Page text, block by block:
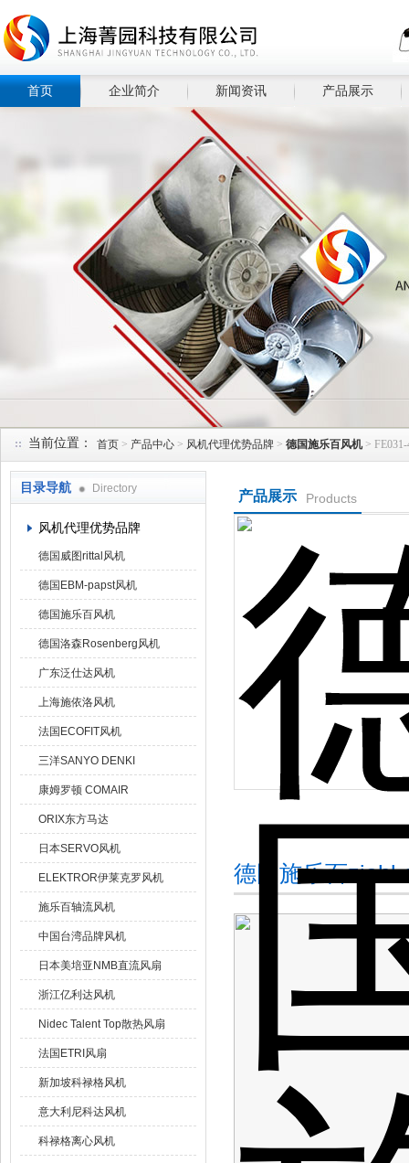
首页 企业简介 新闻资讯 产品展示
当前位置： 首页 > 产品中心 > 风机代理优势品牌 > 德国施乐百风机> FE031-
目录导航 Directory
风机代理优势品牌
德国威图rittal风机
德国EBM-papst风机
德国施乐百风机
德国洛森Rosenberg风机
广东泛仕达风机
上海施依洛风机
法国ECOFIT风机
三洋SANYO DENKI
康姆罗顿 COMAIR
ORIX东方马达
日本SERVO风机
ELEKTROR伊莱克罗风机
施乐百轴流风机
中国台湾品牌风机
日本美培亚NMB直流风扇
浙江亿利达风机
Nidec Talent Top散热风扇
法国ETRI风扇
新加坡科禄格风机
意大利尼科达风机
科禄格离心风机
产品展示 Products
德国施乐百